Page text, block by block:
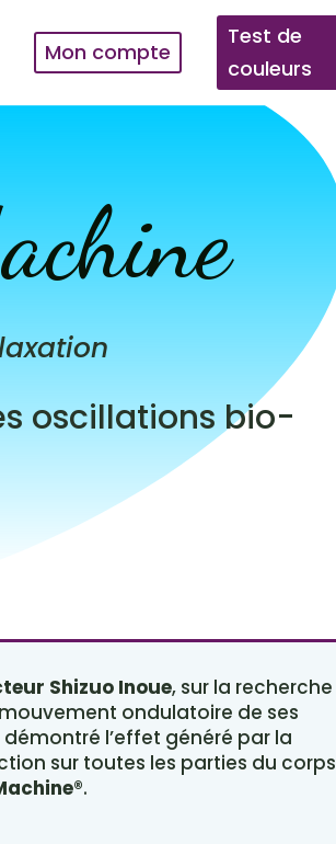
Mon compte
Test de
couleurs
oscillations bio-
Shizuo Inoue, sur la recherche
ondulatoire de ses
l’effet généré par la
sur toutes les parties du corps
.